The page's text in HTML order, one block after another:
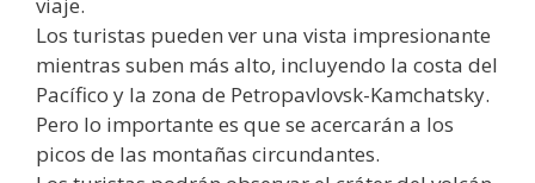
Los turistas pueden ver una vista impresionante
mientras suben más alto, incluyendo la costa del
Pacífico y la zona de Petropavlovsk-Kamchatsky.
Pero lo importante es que se acercarán a los
picos de las montañas circundantes.